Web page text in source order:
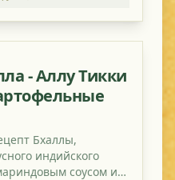
- Аллу Тикки
Бхаллы,
индийского
соусом и